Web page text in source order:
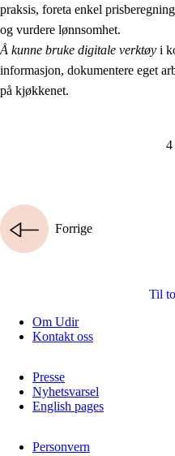
praksis, foreta enkel
og vurdere lønnsomhet.
Å kunne bruke digitale verktøy i
informasjon, dokumentere eget
på kjøkkenet.
4
Forrige
Til
Om Udir
Kontakt oss
Presse
Nyhetsvarsel
English pages
Personvern